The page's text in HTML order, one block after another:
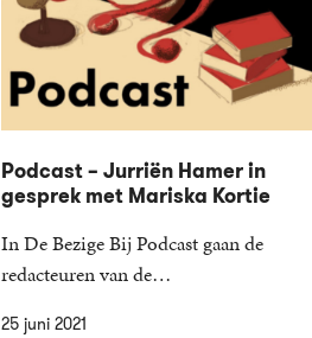
25 juni 2021
Podcast – Jurriën Hamer in
gesprek met Mariska Kortie
In De Bezige Bij Podcast gaan de
redacteuren van de…